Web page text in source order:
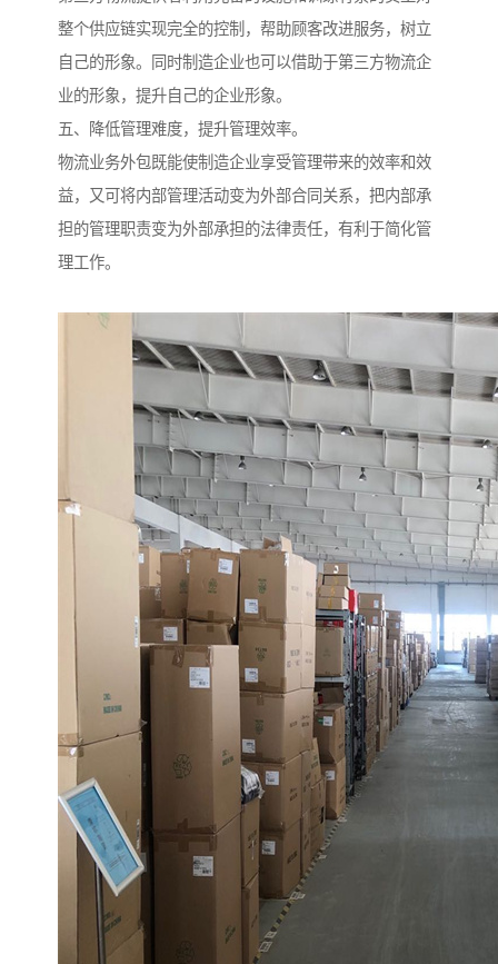
整个供应链实现完全的控制，帮助顾客改进服务，树立
自己的形象。同时制造企业也可以借助于第三方物流企
业的形象，提升自己的企业形象。
五、降低管理难度，提升管理效率。
物流业务外包既能使制造企业享受管理带来的效率和效
益，又可将内部管理活动变为外部合同关系，把内部承
担的管理职责变为外部承担的法律责任，有利于简化管
理工作。